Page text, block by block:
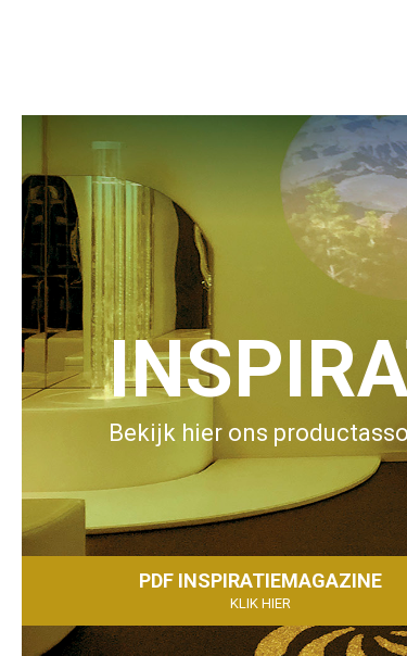
Bekijk hier ons
PDF INSPIRATIEMAGAZINE
KLIK HIER